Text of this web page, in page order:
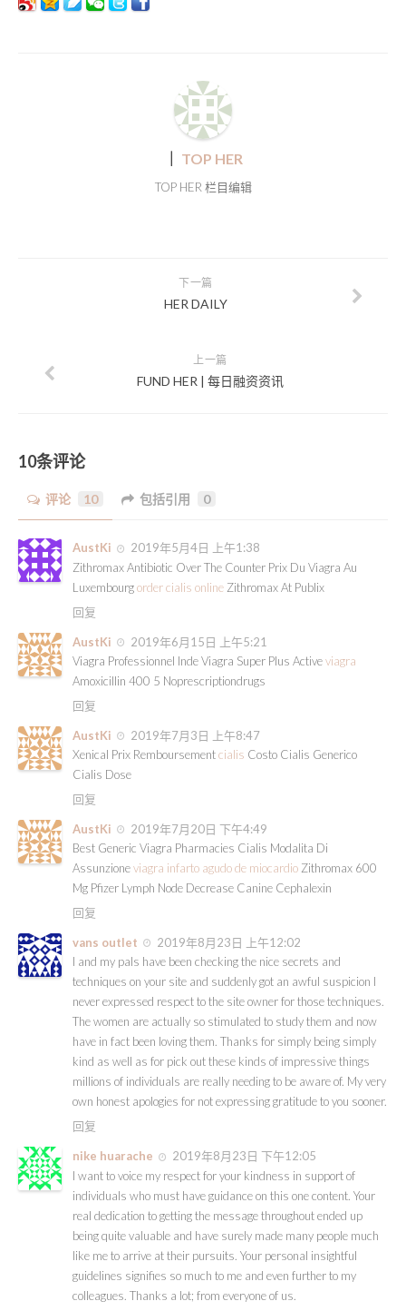
TOP HER
TOP HER 栏目编辑
下一篇
HER DAILY
上一篇
FUND HER | 每日融资资讯
10条评论
评论 10 包括引用 0
AustKi
2019年5月4日 上午1:38
Zithromax Antibiotic Over The Counter Prix Du Viagra Au
Luxembourgorder cialis online Zithromax At Publix
回复
AustKi
2019年6月15日 上午5:21
Viagra Professionnel Inde Viagra Super Plus Activeviagra
Amoxicillin 400 5 Noprescriptiondrugs
回复
AustKi
2019年7月3日 上午8:47
Xenical Prix Remboursementcialis Costo Cialis Generico
Cialis Dose
回复
AustKi
2019年7月20日 下午4:49
Best Generic Viagra Pharmacies Cialis Modalita Di
Assunzioneviagra infarto agudo de miocardio Zithromax 600
Mg Pfizer Lymph Node Decrease Canine Cephalexin
回复
vans outlet
2019年8月23日 上午12:02
I and my pals have been checking the nice secrets and
techniques on your site and suddenly got an awful suspicion I
never expressed respect to the site owner for those techniques.
The women are actually so stimulated to study them and now
have in fact been loving them. Thanks for simply being simply
kind as well as for pick out these kinds of impressive things
millions of individuals are really needing to be aware of. My very
own honest apologies for not expressing gratitude to you sooner.
回复
nike huarache
2019年8月23日 下午12:05
I want to voice my respect for your kindness in support of
individuals who must have guidance on this one content. Your
real dedication to getting the message throughout ended up
being quite valuable and have surely made many people much
like me to arrive at their pursuits. Your personal insightful
guidelines signifies so much to me and even further to my
colleagues. Thanks a lot; from everyone of us.